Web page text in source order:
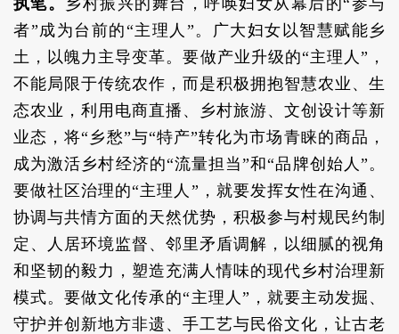
执笔。 乡村振兴的舞台，呼唤妇女从幕后的“参与
者”成为台前的“主理人”。广大妇女以智慧赋能乡
土，以魄力主导变革。要做产业升级的“主理人”，
不能局限于传统农作，而是积极拥抱智慧农业、生
态农业，利用电商直播、乡村旅游、文创设计等新
业态，将“乡愁”与“特产”转化为市场青睐的商品，
成为激活乡村经济的“流量担当”和“品牌创始人”。
要做社区治理的“主理人”，就要发挥女性在沟通、
协调与共情方面的天然优势，积极参与村规民约制
定、人居环境监督、邻里矛盾调解，以细腻的视角
和坚韧的毅力，塑造充满人情味的现代乡村治理新
模式。要做文化传承的“主理人”，就要主动发掘、
守护并创新地方非遗、手工艺与民俗文化，让古老